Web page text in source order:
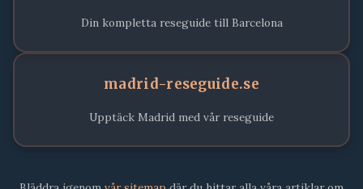
Din kompletta reseguide till Barcelona
madrid-reseguide.se
Upptäck Madrid med vår reseguide